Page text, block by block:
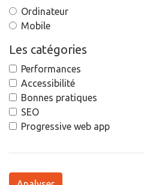
Ordinateur
Mobile
Les catégories
Performances
Accessibilité
Bonnes pratiques
SEO
Progressive web app